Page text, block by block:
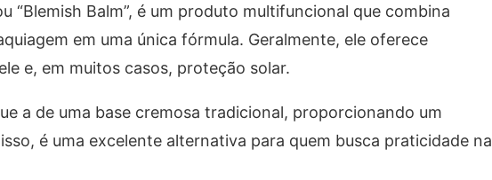
“Blemish Balm”, é um produto multifuncional que combina
em uma única fórmula. Geralmente, ele oferece
e, em muitos casos, proteção solar.
a de uma base cremosa tradicional, proporcionando um
é uma excelente alternativa para quem busca praticidade na